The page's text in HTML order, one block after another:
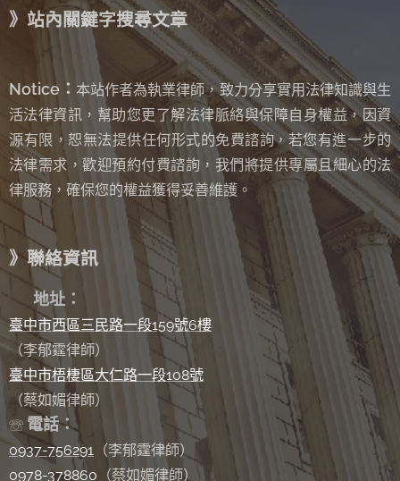
》站內關鍵字搜尋文章
Notice： 本站作者為執業律師，致力分享實用法律知識與生
活法律資訊，幫助您更了解法律脈絡與保障自身權益，因資
源有限，恕無法提供任何形式的免費諮詢， 若您有進一步的
法律需求，歡迎預約付費諮詢，我們將提供專屬且細心的法
律服務，確保您的權益獲得妥善維護。
》聯絡資訊
地址：
臺中市西區三民路一段159號6樓
（李郁霆律師）
臺中市梧棲區大仁路一段108號
（蔡如媚律師）
☏ 電話：
0937-756291 （李郁霆律師）
0978-378860 （蔡如媚律師）